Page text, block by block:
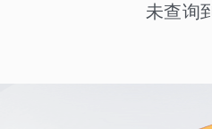
未查询